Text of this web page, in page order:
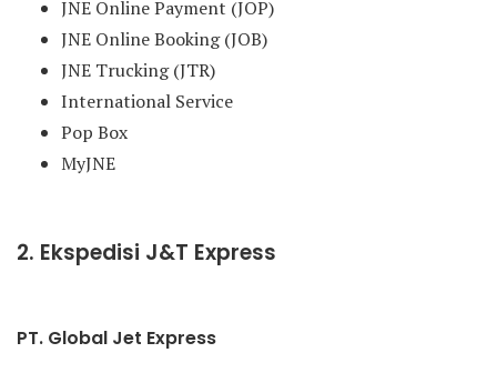
JNE Online Payment (JOP)
JNE Online Booking (JOB)
JNE Trucking (JTR)
International Service
Pop Box
MyJNE
2. Ekspedisi J&T Express
PT. Global Jet Express